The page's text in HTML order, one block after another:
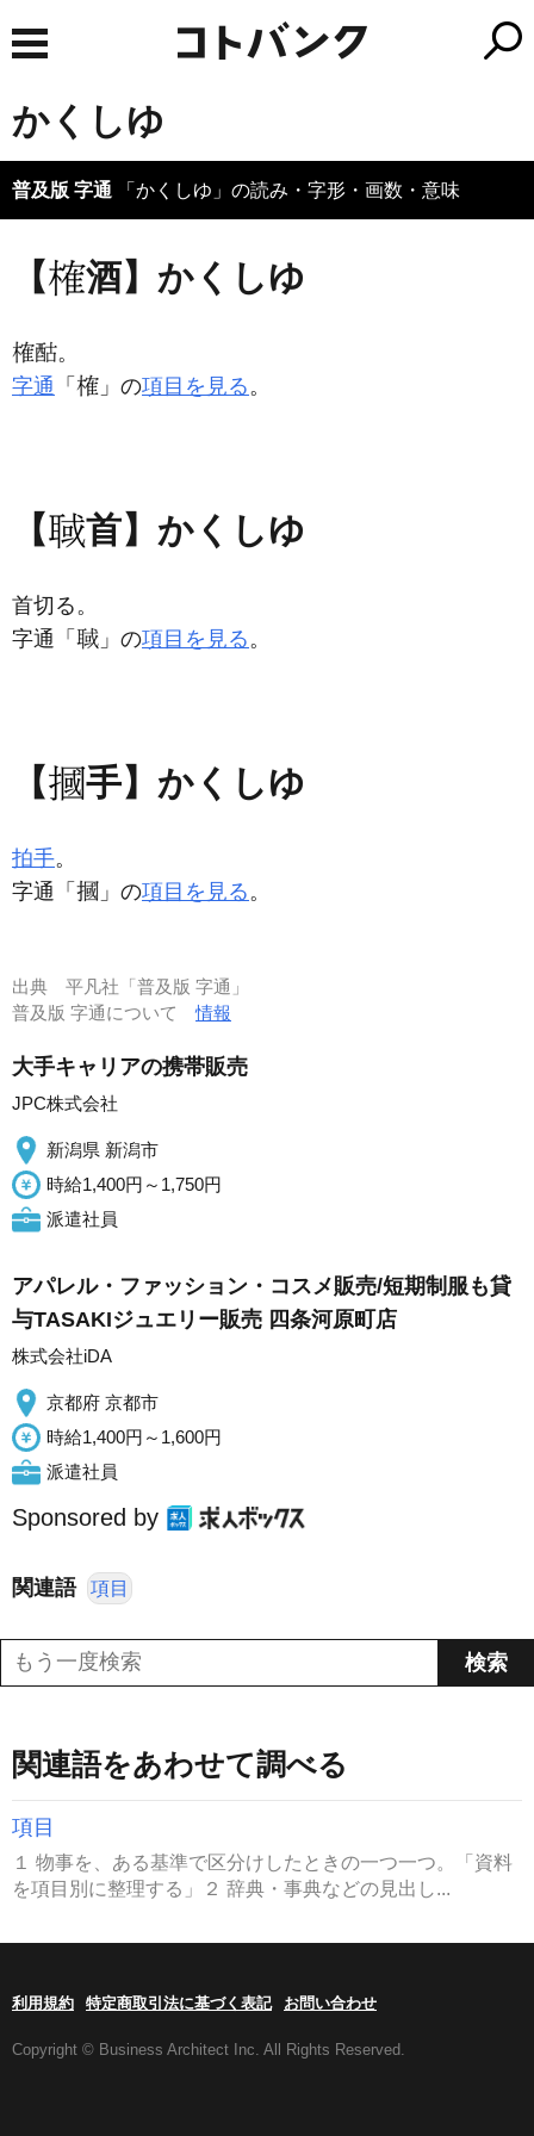
かくしゆ
普及版 字通 「かくしゆ」の読み・字形・画数・意味
【 酒】かくしゆ
。
字通 「 」の項目を見る。
【 首】かくしゆ
首切る。
字通「
」の項目を見る。
【 手】かくしゆ
拍手。
字通「
」の項目を見る。
出典 平凡社「普及版 字通」
普及版 字通について情報
大手キャリアの携帯販売
JPC株式会社
新潟県 新潟市
時給1,400円～1,750円
派遣社員
アパレル・ファッション・コスメ販売/短期制服も貸
与TASAKIジュエリー販売 四条河原町店
株式会社iDA
京都府 京都市
時給1,400円～1,600円
派遣社員
Sponsored by
関連語 項目
関連語をあわせて調べる
項目
１ 物事を、ある基準で区分けしたときの一つ一つ。「資料
を項目別に整理する」２ 辞典・事典などの見出し...
利用規約 特定商取引法に基づく表記 お問い合わせ
Copyright © Business Architect Inc. All Rights Reserved.